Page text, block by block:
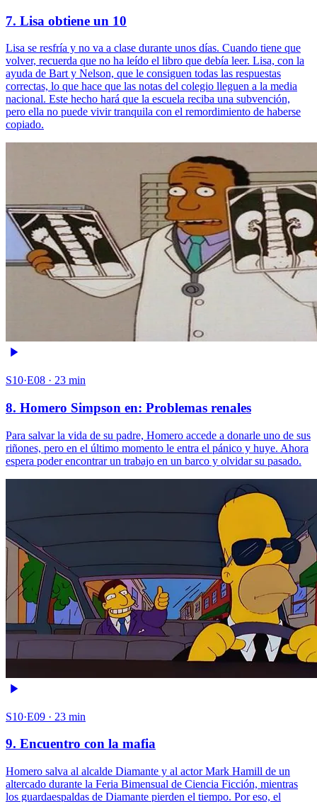
7. Lisa obtiene un 10
Lisa se resfría y no va a clase durante unos días. Cuando tiene que
volver, recuerda que no ha leído el libro que debía leer. Lisa, con la
ayuda de Bart y Nelson, que le consiguen todas las respuestas
correctas, lo que hace que las notas del colegio lleguen a la media
nacional. Este hecho hará que la escuela reciba una subvención,
pero ella no puede vivir tranquila con el remordimiento de haberse
copiado.
S10·E08 · 23 min
8. Homero Simpson en: Problemas renales
Para salvar la vida de su padre, Homero accede a donarle uno de sus
riñones, pero en el último momento le entra el pánico y huye. Ahora
espera poder encontrar un trabajo en un barco y olvidar su pasado.
S10·E09 · 23 min
9. Encuentro con la mafia
Homero salva al alcalde Diamante y al actor Mark Hamill de un
altercado durante la Feria Bimensual de Ciencia Ficción, mientras
los guardaespaldas de Diamante pierden el tiempo. Por eso, el